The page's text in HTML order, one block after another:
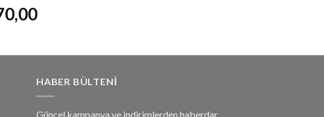
HABER BÜLTENI
Güncel kampanya ve indirimlerden haberdar